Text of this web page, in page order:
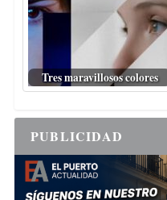
Tres maravillosos colores
PUBLICIDAD